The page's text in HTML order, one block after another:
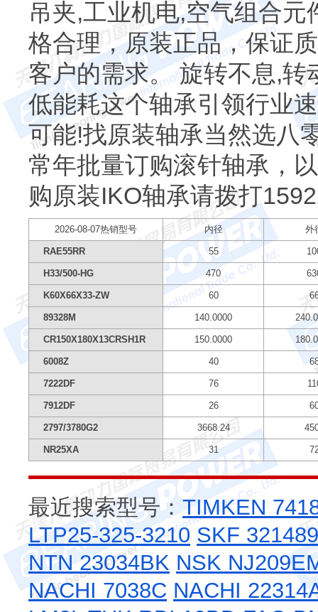
吊夹,工业机电,空气组合
格合理，原装正品，保证
客户的需求。 旋转不息,
低能耗这个轴承引领行业
可能!找原装轴承当然选八
常年批量订购滚针轴承，
购原装IKO轴承请拨打
2026-08-07热销型号 内径 外
RAE55RR 55
H33/500-HG 470
K60X66X33-ZW 60
89328M 140.0000
CR150X180X13CRSH1R 150.0000
6008Z 40
7222DF 76
7912DF 26
2797/3780G2 3668.24
NR25XA 31
最近搜索型号：TIMKEN
LTP25-325-3210 SKF 321489
NTN 23034BK NSK
NACHI 7038C NACHI